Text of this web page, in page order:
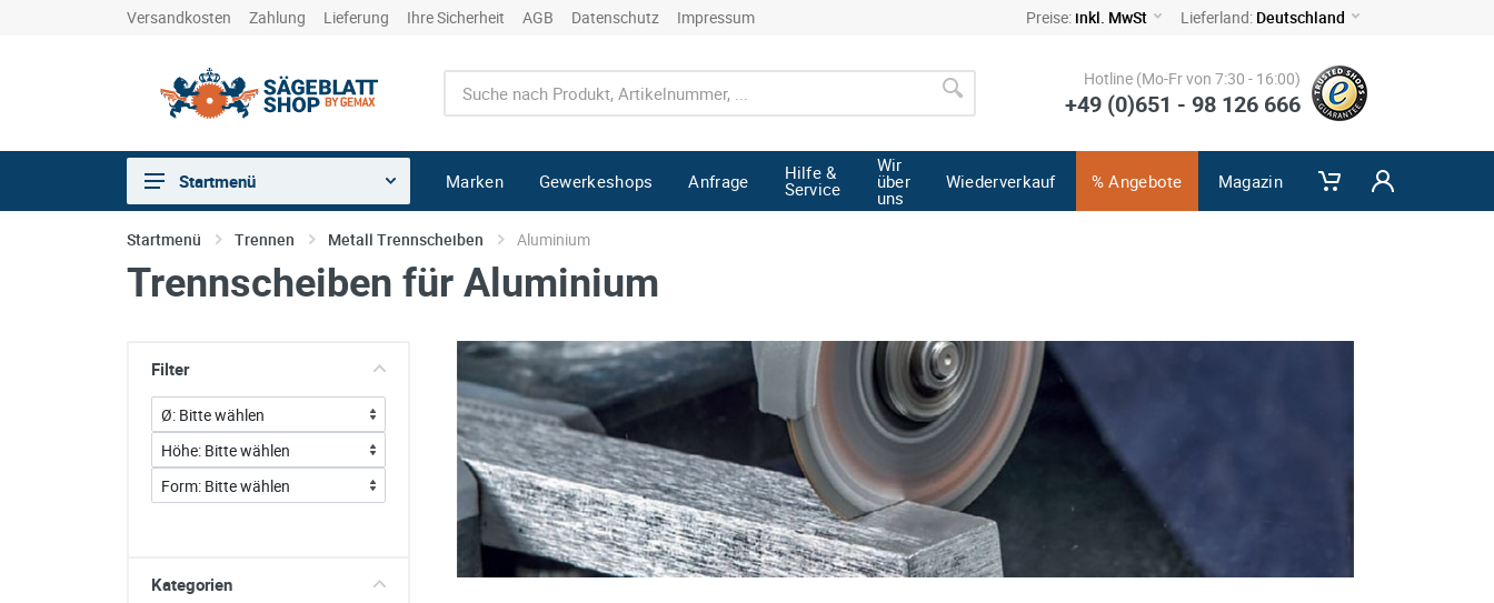
Versandkosten Zahlung Lieferung Ihre Sicherheit AGB Datenschutz Impressum Preise: inkl. MwSt Lieferland: Deutschland
Hotline (Mo-Fr von 7:30 - 16:00)
+49 (0)651 - 98 126 666
Sägen
Trennen
Hobeln/Fräsen
Gewerkeshops
sonstiges/Zubehör
Startmenü Marken Gewerkeshops Anfrage Hilfe &
Service
Wir
über
uns
Wiederverkauf % Angebote Magazin
Startmenü Trennen Metall Trennscheiben Aluminium
Trennscheiben für Aluminium
Filter
Kategorien